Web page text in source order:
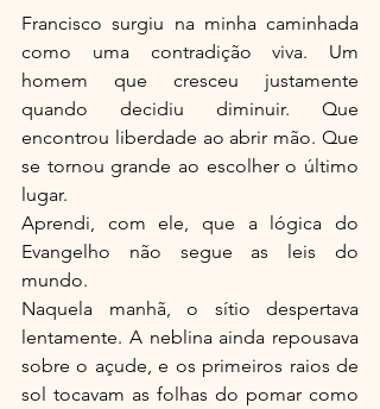
Francisco surgiu na minha caminhada
como uma contradição viva. Um
homem que cresceu justamente
quando decidiu diminuir. Que
encontrou liberdade ao abrir mão. Que
se tornou grande ao escolher o último
lugar.
Aprendi, com ele, que a lógica do
Evangelho não segue as leis do
mundo.
Naquela manhã, o sítio despertava
lentamente. A neblina ainda repousava
sobre o açude, e os primeiros raios de
sol tocavam as folhas do pomar como